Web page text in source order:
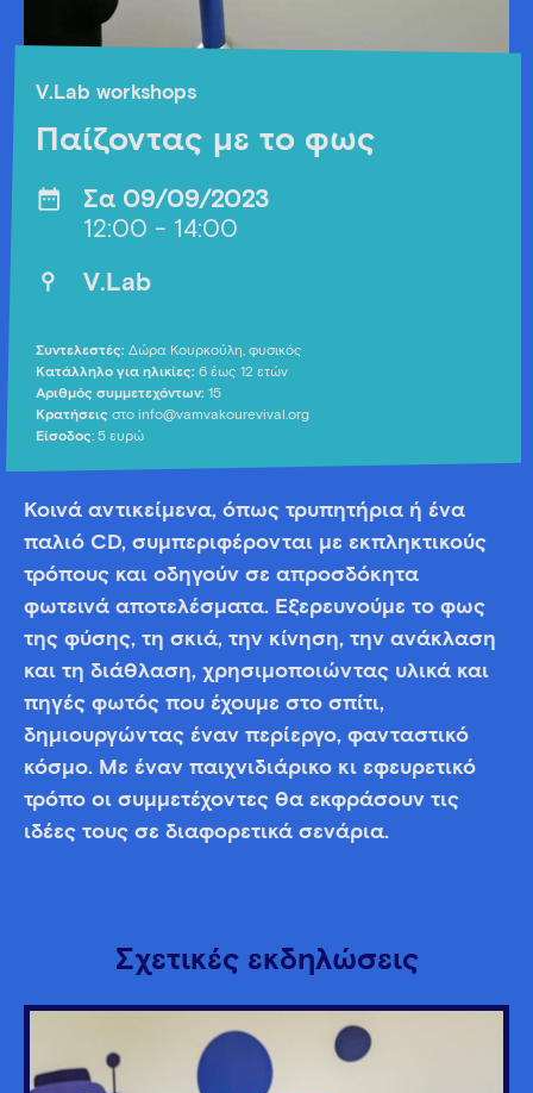
V.Lab workshops
Παίζοντας με το φως
Σα 09/09/2023
12:00 - 14:00
V.Lab
Συντελεστές: Δώρα Κουρκούλη, φυσικός
Κατάλληλο για ηλικίες: 6 έως 12 ετών
Αριθμός συμμετεχόντων: 15
Κρατήσεις στο info@vamvakourevival.org
Είσοδος: 5 ευρώ
Κοινά αντικείμενα, όπως τρυπητήρια ή ένα
παλιό CD, συμπεριφέρονται με εκπληκτικούς
τρόπους και οδηγούν σε απροσδόκητα
φωτεινά αποτελέσματα. Εξερευνούμε το φως
της φύσης, τη σκιά, την κίνηση, την ανάκλαση
και τη διάθλαση, χρησιμοποιώντας υλικά και
πηγές φωτός που έχουμε στο σπίτι,
δημιουργώντας έναν περίεργο, φανταστικό
κόσμο. Με έναν παιχνιδιάρικο κι εφευρετικό
τρόπο οι συμμετέχοντες θα εκφράσουν τις
ιδέες τους σε διαφορετικά σενάρια.
Σχετικές εκδηλώσεις